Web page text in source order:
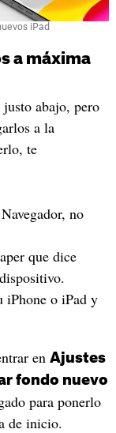
iPad
a máxima
abajo, pero
a la
te
no
que dice
iPhone o iPad y
en Ajustes
fondo nuevo
para ponerlo
de inicio.